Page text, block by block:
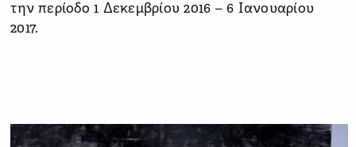
την περίοδο 1 Δεκεμβρίου 2016 – 6 Ιανουαρίου
2017.